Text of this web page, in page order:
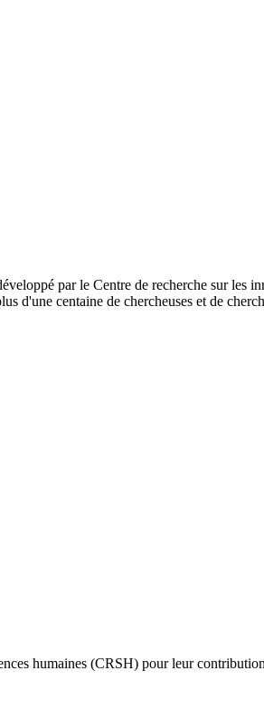
par le Centre de recherche sur les
centaine de chercheuses et de
humaines (CRSH) pour leur